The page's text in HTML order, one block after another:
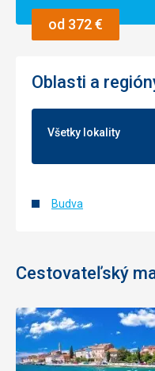
od 372 €
Oblasti a
Všetky lokality
Budva
Cestovateľský